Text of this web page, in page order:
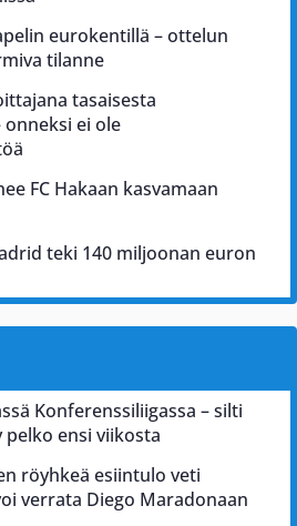
eurokentillä – ottelun
tilanne
tasaisesta
ei ole
FC Hakaan kasvamaan
teki 140 miljoonan euron
Konferenssiliigassa – silti
pelko ensi viikosta
röyhkeä esiintulo veti
verrata Diego Maradonaan